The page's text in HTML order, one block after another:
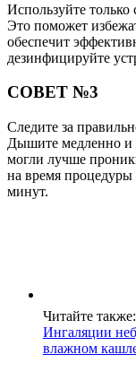
Используйте
Это поможет
обеспечит
дезинфицируйте
СОВЕТ №3
Следите за
Дышите медленно и
могли лучше
на время
минут.
Читайте также:
Ингаляции
влажном